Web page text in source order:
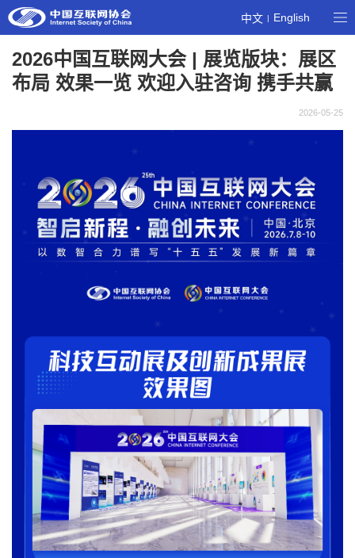
中文 | English
2026中国互联网大会 | 展览版块：展区
布局 效果一览 欢迎入驻咨询 携手共赢
2026-05-25